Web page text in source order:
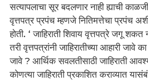
सत्यापलाचा सूर बदलणार नाही ह्याची
वृत्तपत्र प्रपंच म्हणजे नितिमत्तेचा प्रपंच
होती. ‘ जाहिराती शिवाय वृत्तपत्रे जगू
तरी वृत्तपत्रांनी जाहिरातीच्या आहारी
जावे ? आर्थिक सवलतीसाठी जाहिराती
कोणत्या जाहिराती प्रकाशित कराव्यात